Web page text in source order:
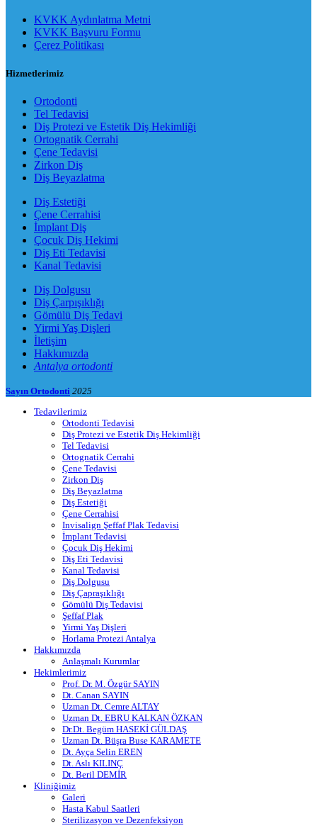
KVKK Aydınlatma Metni
KVKK Başvuru Formu
Çerez Politikası
Hizmetlerimiz
Ortodonti
Tel Tedavisi
Diş Protezi ve Estetik Diş Hekimliği
Ortognatik Cerrahi
Çene Tedavisi
Zirkon Diş
Diş Beyazlatma
Diş Estetiği
Çene Cerrahisi
İmplant Diş
Çocuk Diş Hekimi
Diş Eti Tedavisi
Kanal Tedavisi
Diş Dolgusu
Diş Çarpışıklığı
Gömülü Diş Tedavi
Yirmi Yaş Dişleri
İletişim
Hakkımızda
Antalya ortodonti
Sayın Ortodonti 2025
Tedavilerimiz
Ortodonti Tedavisi
Diş Protezi ve Estetik Diş Hekimliği
Tel Tedavisi
Ortognatik Cerrahi
Çene Tedavisi
Zirkon Diş
Diş Beyazlatma
Diş Estetiği
Çene Cerrahisi
Invisalign Şeffaf Plak Tedavisi
İmplant Tedavisi
Çocuk Diş Hekimi
Diş Eti Tedavisi
Kanal Tedavisi
Diş Dolgusu
Diş Çapraşıklığı
Gömülü Diş Tedavisi
Şeffaf Plak
Yirmi Yaş Dişleri
Horlama Protezi Antalya
Hakkımızda
Anlaşmalı Kurumlar
Hekimlerimiz
Prof. Dr. M. Özgür SAYIN
Dt. Canan SAYIN
Uzman Dt. Cemre ALTAY
Uzman Dt. EBRU KALKAN ÖZKAN
Dr.Dt. Begüm HASEKİ GÜLDAŞ
Uzman Dt. Büşra Buse KARAMETE
Dt. Ayça Selin EREN
Dt. Aslı KILINÇ
Dt. Beril DEMİR
Kliniğimiz
Galeri
Hasta Kabul Saatleri
Sterilizasyon ve Dezenfeksiyon